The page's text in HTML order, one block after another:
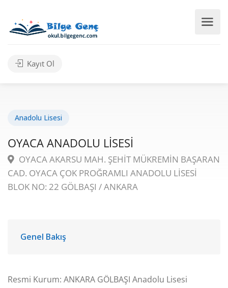
Kayıt Ol
Anadolu Lisesi
OYACA ANADOLU LİSESİ
OYACA AKARSU MAH. ŞEHİT MÜKREMİN BAŞARAN
CAD. OYACA ÇOK PROĞRAMLI ANADOLU LİSESİ
BLOK NO: 22 GÖLBAŞI / ANKARA
Genel Bakış
Resmi Kurum: ANKARA GÖLBAŞI Anadolu Lisesi